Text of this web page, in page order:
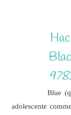
Blue (quel
adolescente